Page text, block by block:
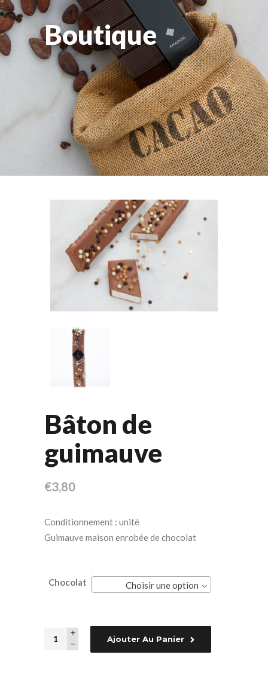
Boutique
Bâton de
guimauve
€3,80
Conditionnement : unité
Guimauve maison enrobée de chocolat
Chocolat Choisir une option
Quantity Ajouter Au Panier